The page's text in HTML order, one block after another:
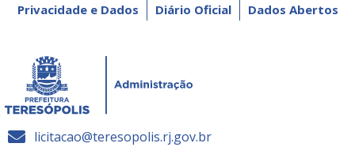
Privacidade e Dados
Diário Oficial Dados Abertos
licitacao@teresopolis.rj.gov.br